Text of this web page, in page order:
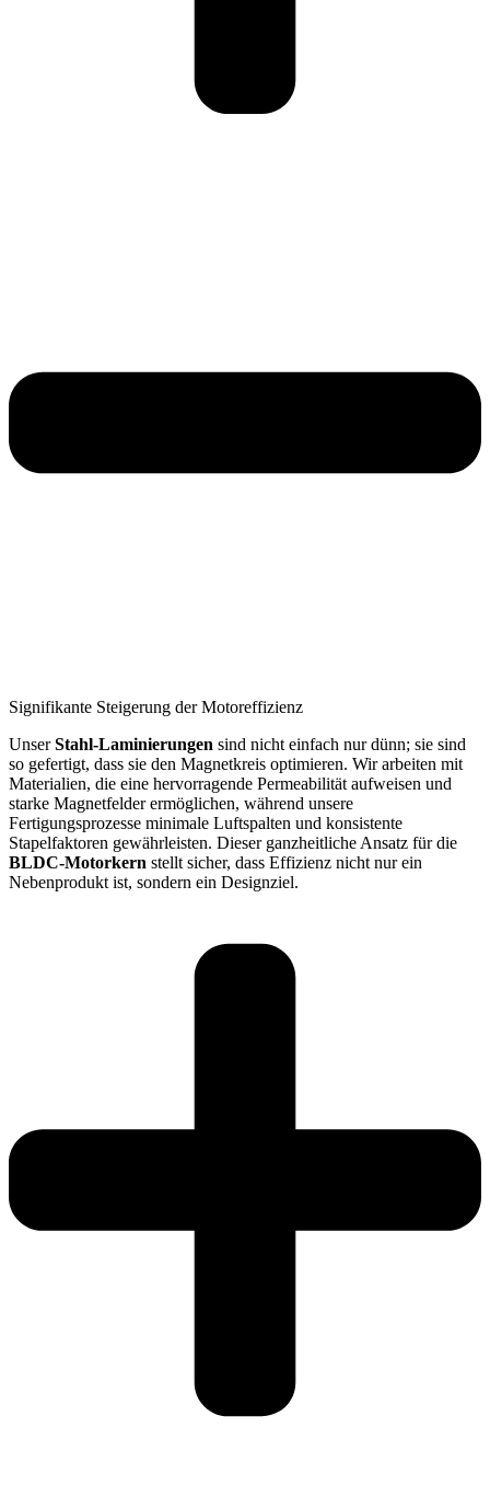
Signifikante Steigerung der Motoreffizienz
UnserStahl-Laminierungen sind nicht einfach nur dünn; sie sind
so gefertigt, dass sie den Magnetkreis optimieren. Wir arbeiten mit
Materialien, die eine hervorragende Permeabilität aufweisen und
starke Magnetfelder ermöglichen, während unsere
Fertigungsprozesse minimale Luftspalten und konsistente
Stapelfaktoren gewährleisten. Dieser ganzheitliche Ansatz für die
BLDC-Motorkern stellt sicher, dass Effizienz nicht nur ein
Nebenprodukt ist, sondern ein Designziel.